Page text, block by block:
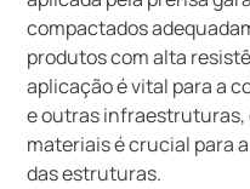
compactados
produtos com alta
aplicação é vital para a
e outras infraestruturas,
materiais é crucial para
das estruturas.